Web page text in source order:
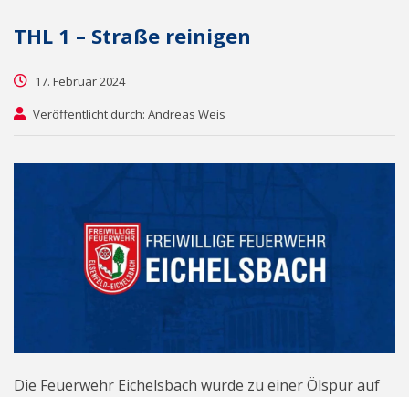
THL 1 – Straße reinigen
17. Februar 2024
Veröffentlicht durch: Andreas Weis
Die Feuerwehr Eichelsbach wurde zu einer Ölspur auf